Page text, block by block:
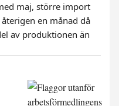
maj, större import
en månad då
av produktionen än